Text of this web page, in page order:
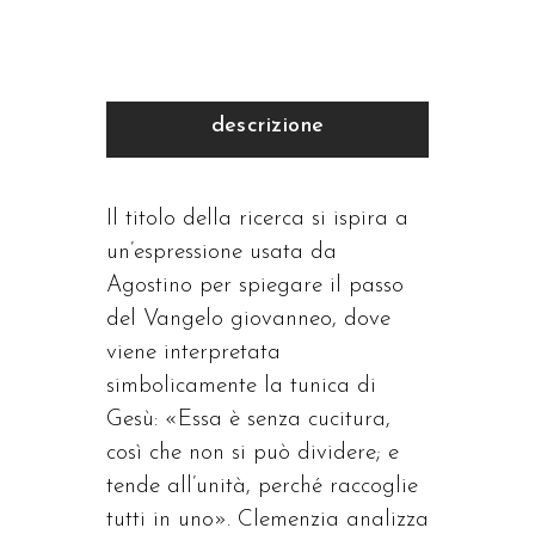
descrizione
Il titolo della ricerca si ispira a
un’espressione usata da
Agostino per spiegare il passo
del Vangelo giovanneo, dove
viene interpretata
simbolicamente la tunica di
Gesù: «Essa è senza cucitura,
così che non si può dividere; e
tende all’unità, perché raccoglie
tutti in uno». Clemenzia analizza